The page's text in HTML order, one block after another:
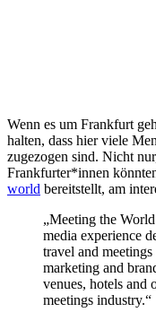
Wenn es um Frankfurt
halten, dass hier viele
zugezogen sind. Nicht
Frankfurter*innen
world bereitstellt, am
„Meeting the
media experience
travel and
marketing and
venues, hotels and
meetings industry.“